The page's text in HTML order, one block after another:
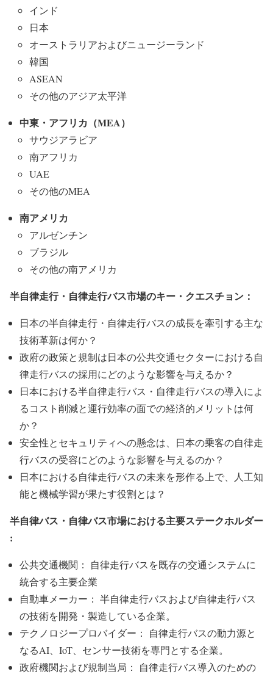
インド
日本
オーストラリアおよびニュージーランド
韓国
ASEAN
その他のアジア太平洋
中東・アフリカ（MEA）
サウジアラビア
南アフリカ
UAE
その他のMEA
南アメリカ
アルゼンチン
ブラジル
その他の南アメリカ
半自律走行・自律走行バス市場のキー・クエスチョン：
日本の半自律走行・自律走行バスの成長を牽引する主な
技術革新は何か？
政府の政策と規制は日本の公共交通セクターにおける自
律走行バスの採用にどのような影響を与えるか？
日本における半自律走行バス・自律走行バスの導入によ
るコスト削減と運行効率の面での経済的メリットは何
か？
安全性とセキュリティへの懸念は、日本の乗客の自律走
行バスの受容にどのような影響を与えるのか？
日本における自律走行バスの未来を形作る上で、人工知
能と機械学習が果たす役割とは？
半自律バス・自律バス市場における主要ステークホルダー
:
公共交通機関： 自律走行バスを既存の交通システムに
統合する主要企業
自動車メーカー： 半自律走行バスおよび自律走行バス
の技術を開発・製造している企業。
テクノロジープロバイダー： 自律走行バスの動力源と
なるAI、IoT、センサー技術を専門とする企業。
政府機関および規制当局： 自律走行バス導入のための